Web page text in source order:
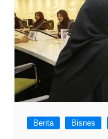
Berita Bisnes